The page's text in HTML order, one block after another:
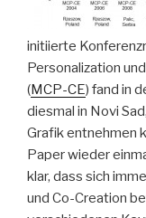
initiierte
Personalization
(MCP-CE) fand in
diesmal in Novi
Grafik entnehmen
Paper wieder
klar, dass sich
und Co-Creation